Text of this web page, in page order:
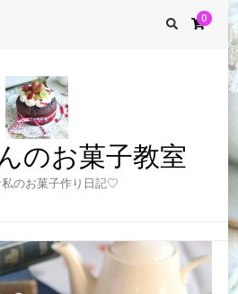
0
のお菓子教室
のお菓子作り日記♡